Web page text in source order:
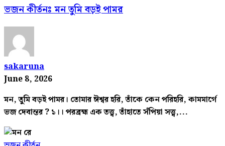
ভজন কীর্তনঃ মন তুমি বড়ই পামর
sakaruna
June 8, 2026
মন, তুমি বড়ই পামর। তোমার ঈশ্বর হরি, তাঁকে কেন পরিহরি, কামমার্গে
ভজ দেবান্তর ? ১।। পরব্রহ্ম এক তত্ত্ব, তাঁহাতে সঁপিয়া সত্ত্ব,...